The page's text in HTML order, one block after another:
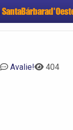
Cadastrar
Avalie! 404